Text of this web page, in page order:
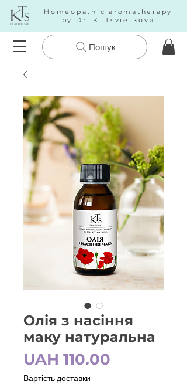
Homeopathic aromatherapy
by Dr. K. Tsvietkova
Пошук
Олія з насіння
маку натуральна
UAH 110.00
Вартість доставки